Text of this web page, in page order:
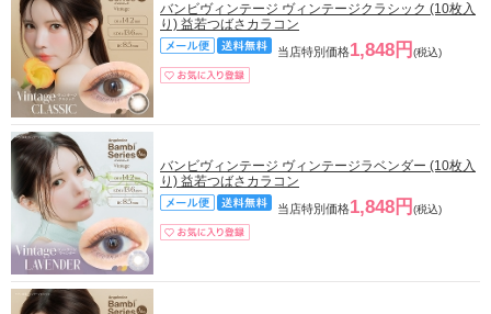
バンビヴィンテージ ヴィンテージクラシック (10枚入
り) 益若つばさカラコン
当店特別価格1,848円 (税込)
バンビヴィンテージ ヴィンテージラベンダー (10枚入
り) 益若つばさカラコン
当店特別価格1,848円 (税込)